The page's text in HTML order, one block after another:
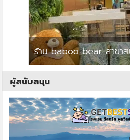
ร้าน baboo bear สาขาส
ผู้สนับสนุน